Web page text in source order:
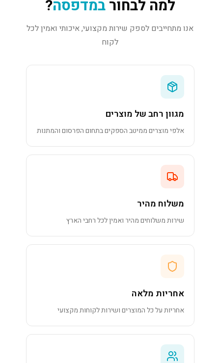
למה לבחורבמדפסה?
אנו מתחייבים לספק שירות מקצועי, איכותי ואמין לכל
לקוח
מגוון רחב של מוצרים
אלפי מוצרים ממיטב הספקים בתחום הפרסום והמתנות
משלוח מהיר
שירות משלוחים מהיר ואמין לכל רחבי הארץ
אחריות מלאה
אחריות על כל המוצרים ושירות לקוחות מקצועי